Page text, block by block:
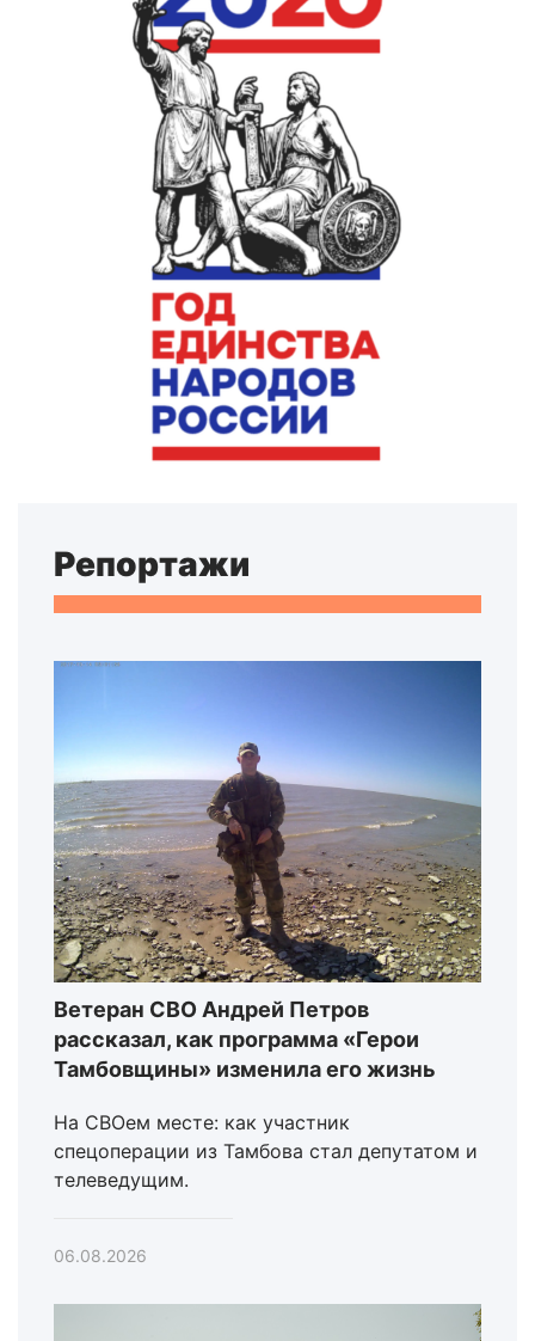
Репортажи
Ветеран СВО Андрей Петров
рассказал, как программа «Герои
Тамбовщины» изменила его жизнь
На СВОем месте: как участник
спецоперации из Тамбова стал депутатом и
телеведущим.
06.08.2026